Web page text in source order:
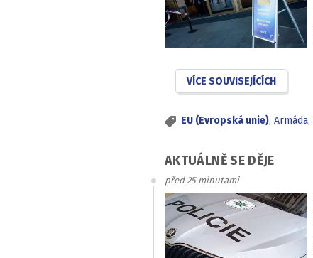
VÍCE SOUVISEJÍCÍCH
EU (Evropská unie), Armáda,
AKTUÁLNĚ SE DĚJE
před 25 minutami